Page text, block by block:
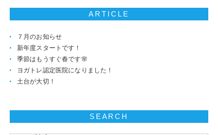
ARTICLE
７月のお知らせ
新年度スタートです！
季節はもうすぐ春です🌸
ヨガトレ認定医院になりました！
土台が大切！
SEARCH